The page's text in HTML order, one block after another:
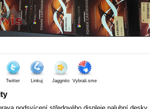
Twitter Linkuj Jaggnito Vybrali.sme